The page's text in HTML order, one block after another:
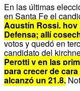
En las últimas
en Santa Fe el
Agustín Rossi, hoy
Defensa; allí
votos y quedó en
candidato del
Perotti y en las
para crecer de
alcanzó un 21.8.